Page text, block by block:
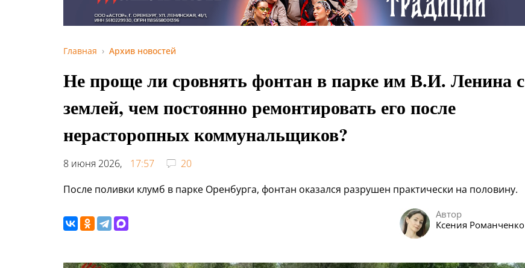
Главная Архив новостей
Не проще ли сровнять фонтан в парке им В.И. Ленина с
землей, чем постоянно ремонтировать его после
нерасторопных коммунальщиков?
8 июня 2026, 17:57
20
После поливки клумб в парке Оренбурга, фонтан оказался разрушен практически на половину.
Автор
Ксения Романченко